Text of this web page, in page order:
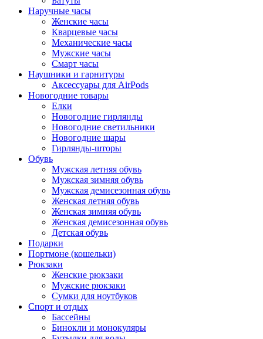
Наручные часы
Женские часы
Кварцевые часы
Механические часы
Мужские часы
Смарт часы
Наушники и гарнитуры
Аксессуары для AirPods
Новогодние товары
Елки
Новогодние гирлянды
Новогодние светильники
Новогодние шары
Гирлянды-шторы
Обувь
Мужская летняя обувь
Мужская зимняя обувь
Мужская демисезонная обувь
Женская летняя обувь
Женская зимняя обувь
Женская демисезонная обувь
Детская обувь
Подарки
Портмоне (кошельки)
Рюкзаки
Женские рюкзаки
Мужские рюкзаки
Сумки для ноутбуков
Спорт и отдых
Бассейны
Бинокли и монокуляры